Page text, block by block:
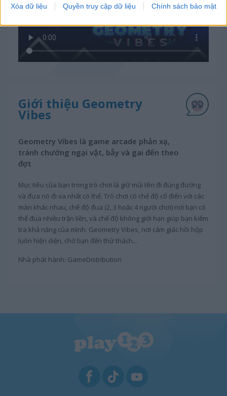
Xóa dữ liệu Quyền truy cập dữ liệu Chính sách bảo mật
Giới thiệu Geometry
Vibes
Geometry Vibes là game arcade phản xạ,
tránh chướng ngại vật, bẫy và gai đến theo
đợt
Mục tiêu của bạn trong trò chơi là giữ mũi tên đi đúng đường
và đưa nó đi xa nhất có thể. Trò chơi có chế độ cổ điển với các
màn khác nhau, chế độ đua (2, 3 hoặc 4 người chơi) nơi bạn có
thể đua nhiều trận liền, và chế độ không giới hạn giúp bạn kiểm
tra khả năng của mình. Geometry Vibes, nơi cảm giác hồi hộp
luôn hiện diện, chờ bạn đến thử thách...
Nhà phát hành: GameDistribution